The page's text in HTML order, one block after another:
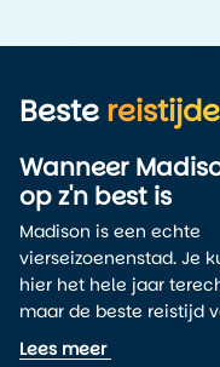
Beste
Wanneer
op z'n best is
Madison is een echte
vierseizoenenstad. Je
hier het hele jaar
maar de beste reistijd
een vakantie naar
Lees meer